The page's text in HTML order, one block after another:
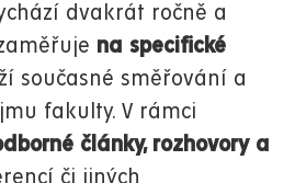
dvakrát ročně a
na specifické
současné směřování a
fakulty. V rámci
články, rozhovory a
či jiných